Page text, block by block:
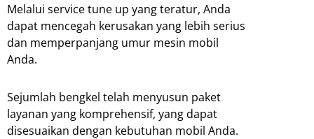
Melalui service tune up yang teratur, Anda
dapat mencegah kerusakan yang lebih serius
dan memperpanjang umur mesin mobil
Anda.
Sejumlah bengkel telah menyusun paket
layanan yang komprehensif, yang dapat
disesuaikan dengan kebutuhan mobil Anda.